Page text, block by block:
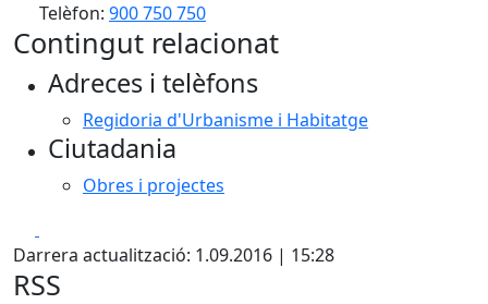
Telèfon: 900 750 750
Contingut relacionat
Adreces i telèfons
Regidoria d'Urbanisme i Habitatge
Ciutadania
Obres i projectes
Darrera actualització: 1.09.2016 | 15:28
RSS